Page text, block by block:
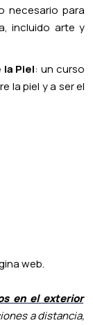
necesario para
incluido arte y
Piel: un curso
la piel y a ser el
web.
en el exterior
a distancia,